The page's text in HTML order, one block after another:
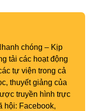
chóng – Kịp
tải các hoạt động
tự viện trong cả
thuyết giảng của
truyền hình trực
hội: Facebook,